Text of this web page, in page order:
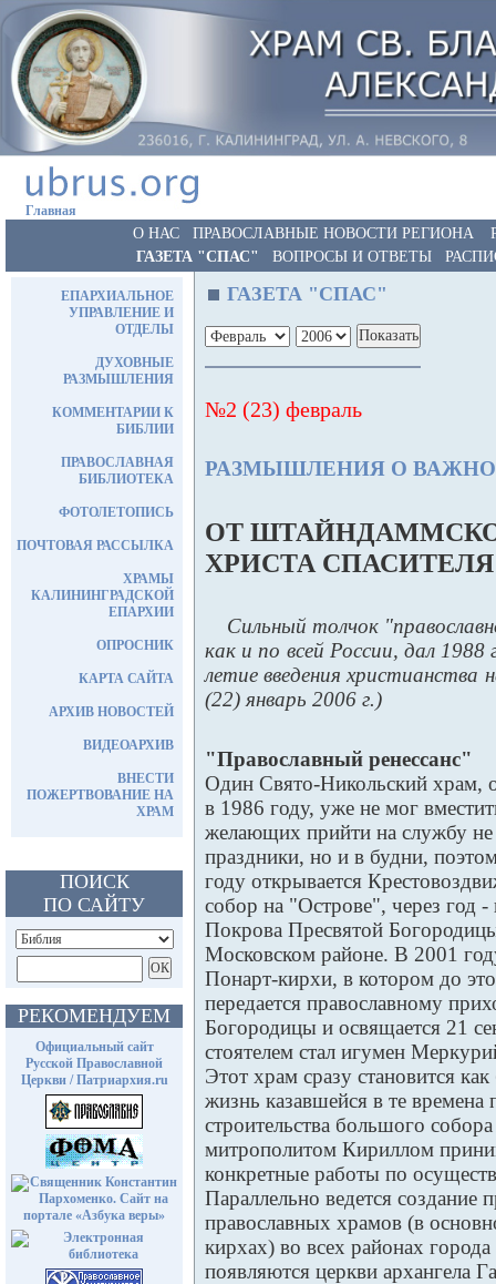
Главная
О НАС ПРАВОСЛАВНЫЕ НОВОСТИ РЕГИОНА
ГАЗЕТА "СПАС"
ВОПРОСЫ И ОТВЕТЫ
ЕПАРХИАЛЬНОЕ
УПРАВЛЕНИЕ И
ОТДЕЛЫ
ДУХОВНЫЕ
РАЗМЫШЛЕНИЯ
КОММЕНТАРИИ К
БИБЛИИ
ПРАВОСЛАВНАЯ
БИБЛИОТЕКА
ФОТОЛЕТОПИСЬ
ПОЧТОВАЯ РАССЫЛКА
ХРАМЫ
КАЛИНИНГРАДСКОЙ
ЕПАРХИИ
ОПРОСНИК
КАРТА САЙТА
АРХИВ НОВОСТЕЙ
ВИДЕОАРХИВ
ВНЕСТИ
ПОЖЕРТВОВАНИЕ НА
ХРАМ
ПОИСК
ПО САЙТУ
РЕКОМЕНДУЕМ
Официальный сайт
Русской Православной
Церкви / Патриархия.ru
ГАЗЕТА "СПАС"
№2 (23) февраль
РАЗМЫШЛЕНИЯ О
ОТ
ХРИСТА СПАСИТЕЛЯ
Сильный толчок
как и по всей России, дал
летие введения
(22) январь 2006 г.)
"Православный ренессанс"
Один Свято-Никольский храм,
в 1986 году, уже не мог
желающих прийти на службу не
праздники, но и в будни,
году открывается
собор на "Острове", через год -
Покрова Пресвятой
Московском районе. В 2001
Понарт-кирхи, в котором до
передается православному
Богородицы и освящается 21
стоятелем стал игумен
Этот храм сразу становится
жизнь казавшейся в те
строительства большого
митрополитом Кириллом
конкретные работы по
Параллельно ведется создание
православных храмов (в
кирхах) во всех районах
появляются церкви архангела